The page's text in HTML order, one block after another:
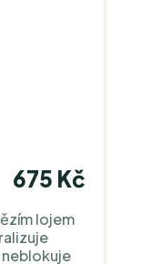
675 Kč
lojem
neblokuje